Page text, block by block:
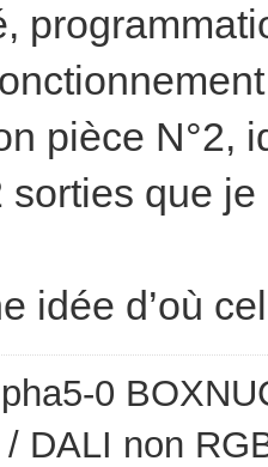
pièce N°2,
sorties que
idée d’où
0
DALI non